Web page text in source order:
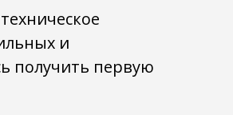
и
получить первую